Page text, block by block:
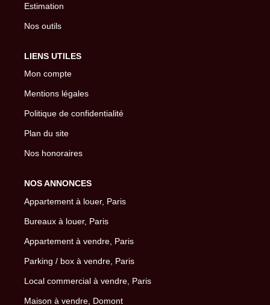
Estimation
Nos outils
LIENS UTILES
Mon compte
Mentions légales
Politique de confidentialité
Plan du site
Nos honoraires
NOS ANNONCES
Appartement à louer, Paris
Bureaux à louer, Paris
Appartement à vendre, Paris
Parking / box à vendre, Paris
Local commercial à vendre, Paris
Maison à vendre, Domont